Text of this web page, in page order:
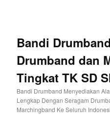
Bandi
Drumband dan
Tingkat TK SD
Bandi Drumband Menyediakan
Lengkap Dengan Seragam
Marchingband Ke Seluruh